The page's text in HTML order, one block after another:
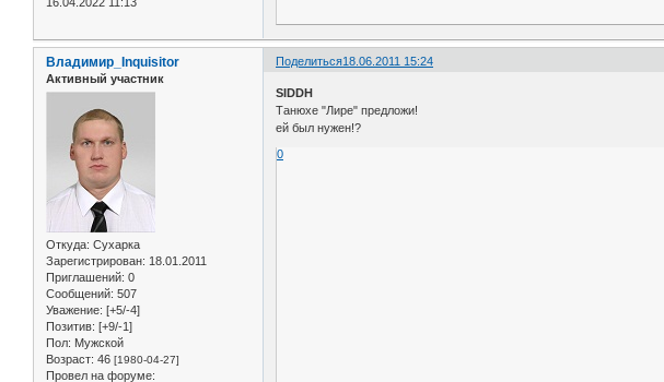
Поделиться18.06.2011 15:24
Владимир_Inquisitor
Активный участник
Откуда: Сухарка
Зарегистрирован: 18.01.2011
Приглашений: 0
Сообщений: 507
Уважение: [+5/-4]
Позитив: [+9/-1]
Пол: Мужской
Возраст: 46 [1980-04-27]
Провел на форуме:
SIDDH
Танюхе "Лире" предложи!
ей был нужен!?
0